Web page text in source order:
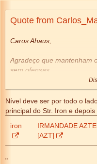
Quote from
Caros Ahaus,
Agradeço que mantenham
sem ofensas.
Discutam os vossos
teses. Mas sem infração
Nível deve ser por todo o
principal do Str. Iron e
iron
IRMANDADE
[AZT]
"